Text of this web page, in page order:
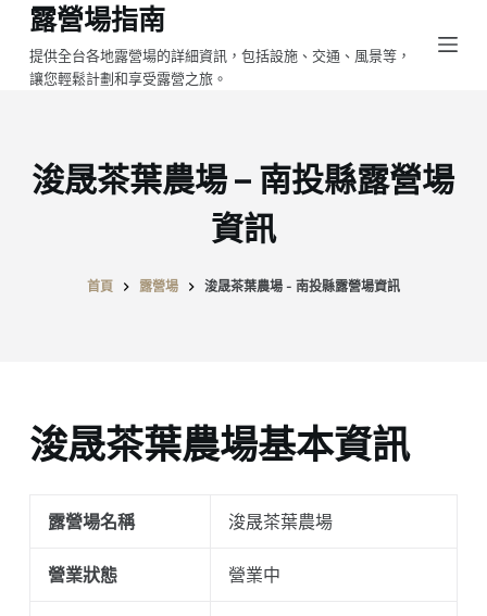
跳
至
主
容
露營場指南
提供全台各地露營場的詳細資訊，包括設施、交通、風景等，
讓您輕鬆計劃和享受露營之旅。
浚晟茶葉農場 – 南投縣露營場
資訊
首頁 露營場 浚晟茶葉農場 - 南投縣露營場資訊
浚晟茶葉農場基本資訊
露營場名稱 浚晟茶葉農場
營業狀態 營業中